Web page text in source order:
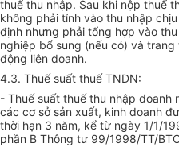
thuế thu nhập. Sau khi nộp thuế
không phải tính vào thu nhập
định nhưng phải tổng hợp vào
nghiệp bổ sung (nếu có) và
động liên doanh.
4.3. Thuế suất thuế TNDN:
- Thuế suất thuế thu nhập
các cơ sở sản xuất, kinh doanh
thời hạn 3 năm, kể từ ngày 1/1/
phần B Thông tư 99/1998/TT/